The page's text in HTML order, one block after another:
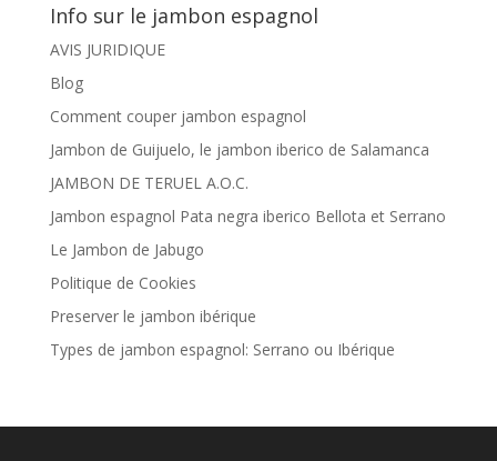
Info sur le jambon espagnol
AVIS JURIDIQUE
Blog
Comment couper jambon espagnol
Jambon de Guijuelo, le jambon iberico de Salamanca
JAMBON DE TERUEL A.O.C.
Jambon espagnol Pata negra iberico Bellota et Serrano
Le Jambon de Jabugo
Politique de Cookies
Preserver le jambon ibérique
Types de jambon espagnol: Serrano ou Ibérique